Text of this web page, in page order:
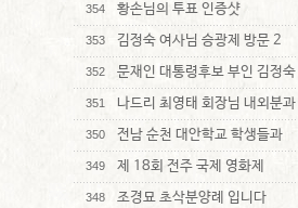
354 황손님의 투표 인증샷
353 김정숙 여사님 승광제 방문 2
352 문재인 대통령후보 부인 김정
351 나드리 최영태 회장님 내외분
350 전남 순천 대안학교 학생들과
349 제 18회 전주 국제 영화제
348 조경묘 초삭분양례 입니다